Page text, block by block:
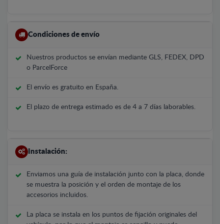
Condiciones de envío
Nuestros productos se envían mediante GLS, FEDEX, DPD
o ParcelForce
El envío es gratuito en España.
El plazo de entrega estimado es de 4 a 7 días laborables.
Instalación:
Enviamos una guía de instalación junto con la placa, donde
se muestra la posición y el orden de montaje de los
accesorios incluidos.
La placa se instala en los puntos de fijación originales del